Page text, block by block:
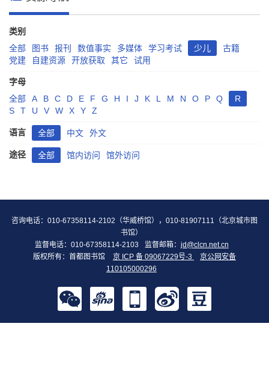
类别
全部
图书 报刊 数值事实 多媒体 学习考试 少儿
古籍
党建
自建资源 开放获取 其它 试用
字母
全部
A B C D E F G H I J K L M N O P Q
R
S
T U V W X Y Z
语言 全部 中文 外文
途径 全部 馆内访问 馆外访问
咨询电话：010-67358114-2102（华威桥馆），010-81907111（北京城市图
书馆）
监督电话：010-67358114-2103
监督邮箱： jd@clcn.net.cn
版权所有：首都图书馆
京 ICP 备 09067229号-3
京公网安备
110105000296